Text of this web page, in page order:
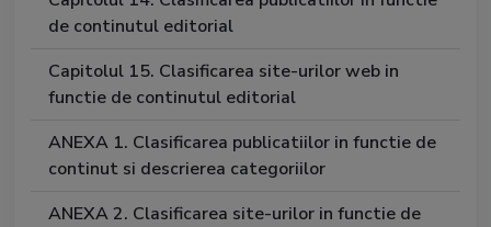
de continutul editorial
Capitolul 15. Clasificarea site-urilor web in
functie de continutul editorial
ANEXA 1. Clasificarea publicatiilor in functie de
continut si descrierea categoriilor
ANEXA 2. Clasificarea site-urilor in functie de